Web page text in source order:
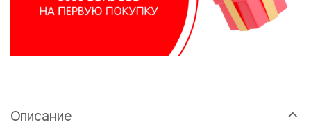
Описание